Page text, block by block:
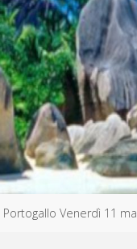
Portogallo Venerdì 11